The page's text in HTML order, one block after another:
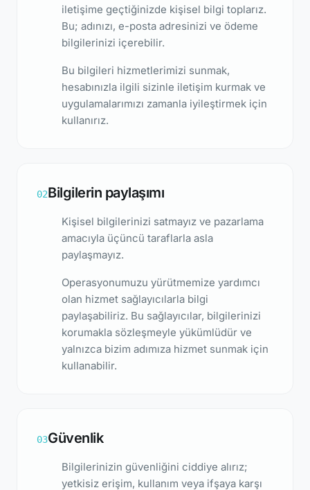
iletişime geçtiğinizde kişisel bilgi toplarız.
Bu; adınızı, e-posta adresinizi ve ödeme
bilgilerinizi içerebilir.
Bu bilgileri hizmetlerimizi sunmak,
hesabınızla ilgili sizinle iletişim kurmak ve
uygulamalarımızı zamanla iyileştirmek için
kullanırız.
02Bilgilerin paylaşımı
Kişisel bilgilerinizi satmayız ve pazarlama
amacıyla üçüncü taraflarla asla
paylaşmayız.
Operasyonumuzu yürütmemize yardımcı
olan hizmet sağlayıcılarla bilgi
paylaşabiliriz. Bu sağlayıcılar, bilgilerinizi
korumakla sözleşmeyle yükümlüdür ve
yalnızca bizim adımıza hizmet sunmak için
kullanabilir.
03Güvenlik
Bilgilerinizin güvenliğini ciddiye alırız;
yetkisiz erişim, kullanım veya ifşaya karşı